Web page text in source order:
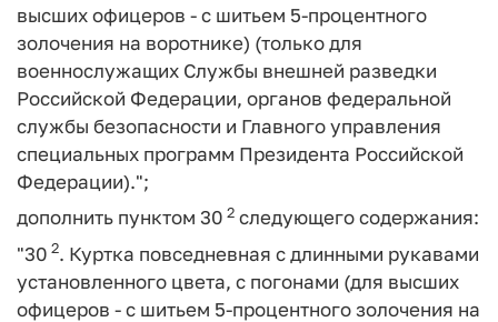
высших офицеров - с шитьем 5-процентного
золочения на воротнике) (только для
военнослужащих Службы внешней разведки
Российской Федерации, органов федеральной
службы безопасности и Главного управления
специальных программ Президента Российской
Федерации).";
дополнить пунктом 30 2 следующего содержания:
"30 2. Куртка повседневная с длинными рукавами
установленного цвета, с погонами (для высших
офицеров - с шитьем 5-процентного золочения на